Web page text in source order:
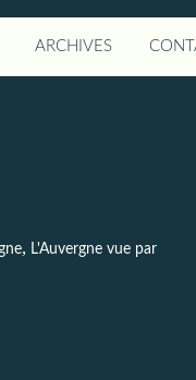
ARCHIVES
, L'Auvergne vue par